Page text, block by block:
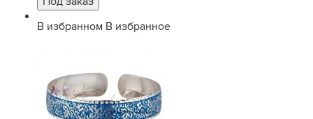
В избранном В избранное